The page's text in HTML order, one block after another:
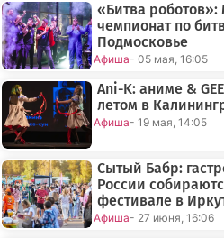
«Битва
чемпионат по
Подмосковье
Афиша- 05 мая, 16:05
Ani-K: аниме &
летом в
Афиша- 19 мая, 14:05
Сытый Бабр:
России
фестивале в
Афиша- 27 июня, 16:06